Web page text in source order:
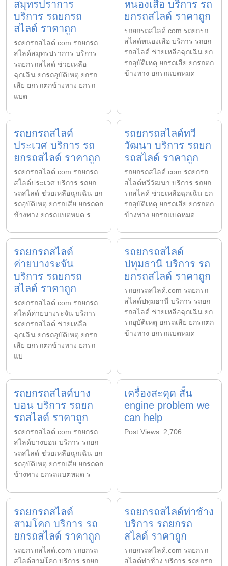
สมุทรปราการ
บริการ รถยกรถ
สไลด์ ราคาถูก
รถยกรถสไลด์.com รถยกรถ
สไลด์สมุทรปราการ บริการ
รถยกรถสไลด์ ช่วยเหลือ
ฉุกเฉิน ยกรถอุบัติเหตุ ยกรถ
เสีย ยกรถตกข้างทาง ยกรถ
แบต
หนองเสือ บริการ รถ
ยกรถสไลด์ ราคาถูก
รถยกรถสไลด์.com รถยกรถ
สไลด์หนองเสือ บริการ รถยก
รถสไลด์ ช่วยเหลือฉุกเฉิน ยก
รถอุบัติเหตุ ยกรถเสีย ยกรถตก
ข้างทาง ยกรถแบตหมด
รถยกรถสไลด์
ประเวศ บริการ รถ
ยกรถสไลด์ ราคาถูก
รถยกรถสไลด์.com รถยกรถ
สไลด์ประเวศ บริการ รถยก
รถสไลด์ ช่วยเหลือฉุกเฉิน ยก
รถอุบัติเหตุ ยกรถเสีย ยกรถตก
ข้างทาง ยกรถแบตหมด ร
รถยกรถสไลด์ทวี
วัฒนา บริการ รถยก
รถสไลด์ ราคาถูก
รถยกรถสไลด์.com รถยกรถ
สไลด์ทวีวัฒนา บริการ รถยก
รถสไลด์ ช่วยเหลือฉุกเฉิน ยก
รถอุบัติเหตุ ยกรถเสีย ยกรถตก
ข้างทาง ยกรถแบตหมด
รถยกรถสไลด์
ค่ายบางระจัน
บริการ รถยกรถ
สไลด์ ราคาถูก
รถยกรถสไลด์.com รถยกรถ
สไลด์ค่ายบางระจัน บริการ
รถยกรถสไลด์ ช่วยเหลือ
ฉุกเฉิน ยกรถอุบัติเหตุ ยกรถ
เสีย ยกรถตกข้างทาง ยกรถ
แบ
รถยกรถสไลด์
ปทุมธานี บริการ รถ
ยกรถสไลด์ ราคาถูก
รถยกรถสไลด์.com รถยกรถ
สไลด์ปทุมธานี บริการ รถยก
รถสไลด์ ช่วยเหลือฉุกเฉิน ยก
รถอุบัติเหตุ ยกรถเสีย ยกรถตก
ข้างทาง ยกรถแบตหมด
รถยกรถสไลด์บาง
บอน บริการ รถยก
รถสไลด์ ราคาถูก
รถยกรถสไลด์.com รถยกรถ
สไลด์บางบอน บริการ รถยก
รถสไลด์ ช่วยเหลือฉุกเฉิน ยก
รถอุบัติเหตุ ยกรถเสีย ยกรถตก
ข้างทาง ยกรถแบตหมด ร
เครื่องสะดุด สั้น
engine problem we
can help
Post Views: 2,706
รถยกรถสไลด์
สามโคก บริการ รถ
ยกรถสไลด์ ราคาถูก
รถยกรถสไลด์.com รถยกรถ
สไลด์สามโคก บริการ รถยก
รถยกรถสไลด์ท่าช้าง
บริการ รถยกรถ
สไลด์ ราคาถูก
รถยกรถสไลด์.com รถยกรถ
สไลด์ท่าช้าง บริการ รถยกรถ